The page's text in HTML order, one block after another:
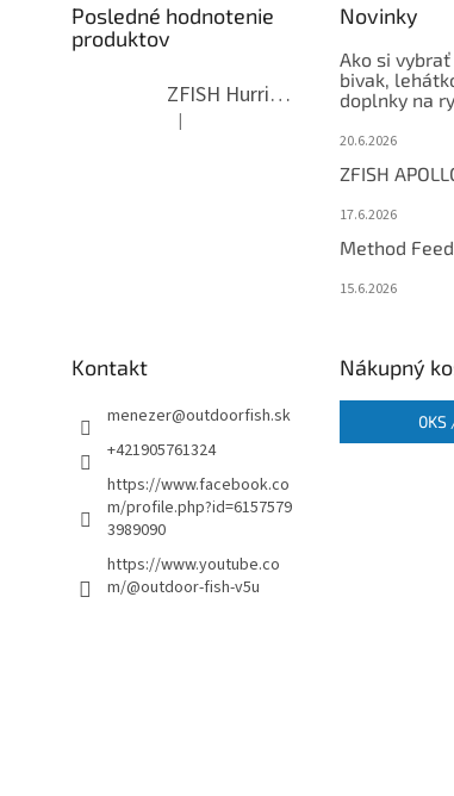
Posledné hodnotenie
produktov
ZFISH Hurricane Camo Kreslo
Hodnotenie produktu je 5 z 5 hviezdičiek.
|
Novinky
Ako si
bivak,
doplnky na
20.6.2026
ZFISH
17.6.2026
Method
15.6.2026
Kontakt
menezer@outdoorfish.sk
+421905761324
https://www.facebook.co
m/profile.php?id=6157579
3989090
https://www.youtube.co
m/@outdoor-fish-v5u
Nákupný
0